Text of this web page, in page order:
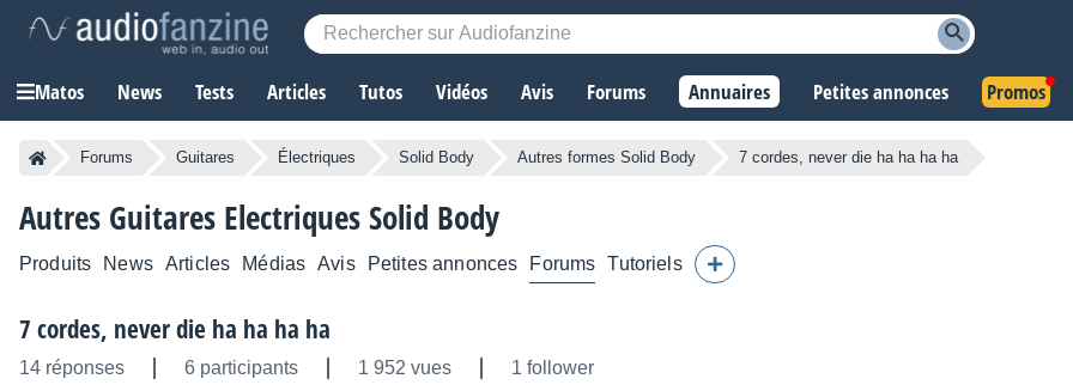
Matos News Tests Articles Tutos Vidéos Avis Forums Annuaires Petites annonces Promos
Forums Guitares Électriques Solid Body Autres formes Solid Body 7 cordes, never die ha ha ha ha
Autres Guitares Electriques Solid Body
Produits News Articles Médias Avis Petites annonces Forums Tutoriels
7 cordes, never die ha ha ha ha
14 réponses 6 participants 1 952 vues 1 follower